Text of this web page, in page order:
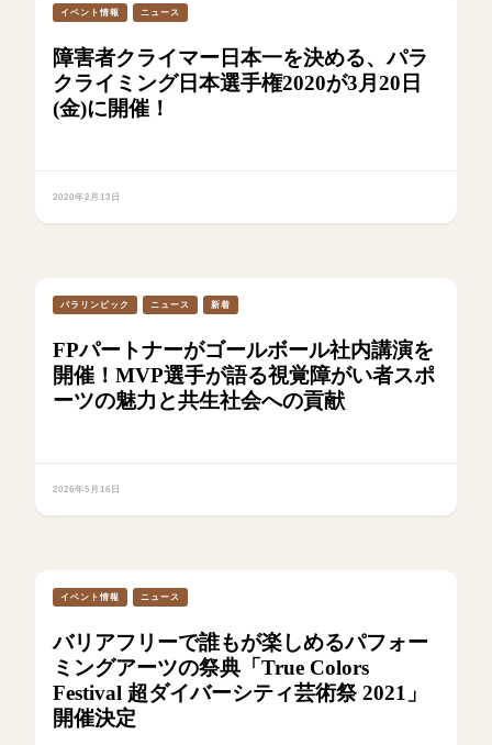
イベント情報 ニュース
障害者クライマー日本一を決める、パラ
クライミング日本選手権2020が3月20日
(金)に開催！
2020年2月13日
パラリンピック ニュース 新着
FPパートナーがゴールボール社内講演を
開催！MVP選手が語る視覚障がい者スポ
ーツの魅力と共生社会への貢献
2026年5月16日
イベント情報 ニュース
バリアフリーで誰もが楽しめるパフォー
ミングアーツの祭典「True Colors
Festival 超ダイバーシティ芸術祭 2021」
開催決定